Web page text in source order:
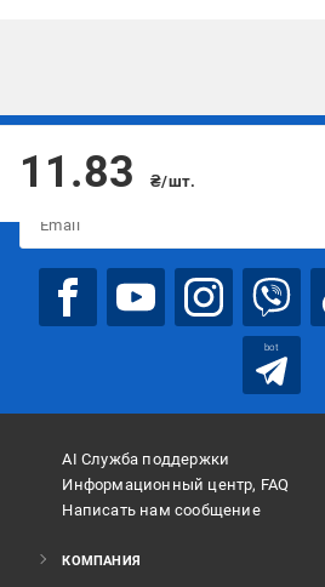
11.83 ₴/шт.
Подписывайтесь, чтобы
bot
AI Служба поддержки
Информационный центр, FAQ
Написать нам сообщение
КОМПАНИЯ